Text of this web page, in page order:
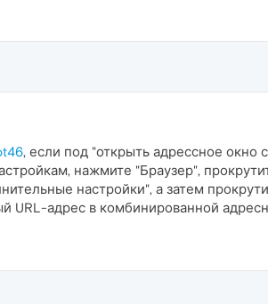
, если под "открыть адрессное окно
нажмите "Браузер",
настройки", а затем
URL-адрес в комбинированной